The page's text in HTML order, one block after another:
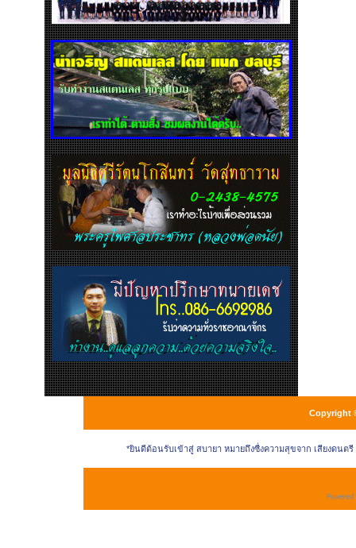
Copyright
*ยินดีต้อนรับเข้าสู่ สบายา หมายถึงซื่งความสุขจาก เสียงดน